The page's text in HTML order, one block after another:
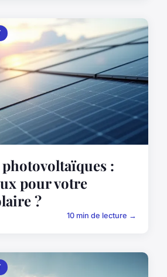
:
pour votre
?
10 min de lecture →